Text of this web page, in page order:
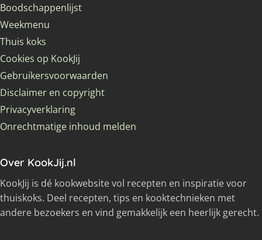
Boodschappenlijst
Weekmenu
Thuis koks
Cookies op KookJij
Gebruikersvoorwaarden
Disclaimer en copyright
Privacyverklaring
Onrechtmatige inhoud melden
Over KookJij.nl
KookJij is dé kookwebsite vol recepten en inspiratie voor
thuiskoks. Deel recepten, tips en kooktechnieken met
andere bezoekers en vind gemakkelijk een heerlijk gerecht.